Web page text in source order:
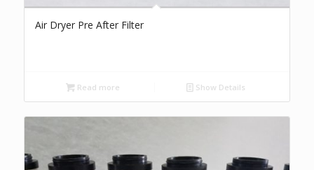
Air Dryer Pre After Filter
Read more Show Details